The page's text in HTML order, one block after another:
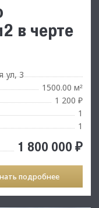
в черте
ул, 3
1500.00 м²
1 200 ₽
1
1
1 800 000 ₽
подробнее